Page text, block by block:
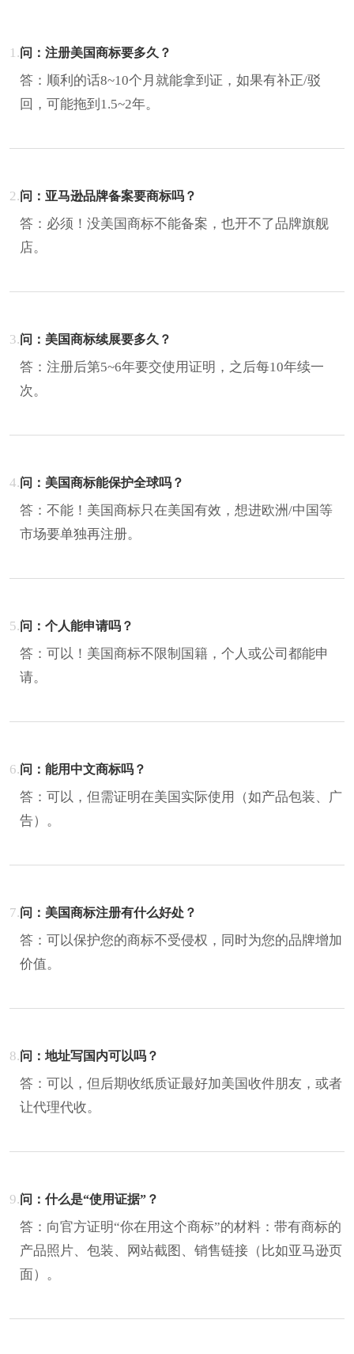
1.问：注册美国商标要多久？
答：顺利的话8~10个月就能拿到证，如果有补正/驳
回，可能拖到1.5~2年。
2.问：亚马逊品牌备案要商标吗？‌
答：必须！没美国商标不能备案，也开不了品牌旗舰
店‌。
3.问：美国商标续展要多久？‌
答：注册后第5~6年要交使用证明，之后每10年续一
次‌。
4.问：美国商标能保护全球吗？‌
答：不能！美国商标只在美国有效，想进欧洲/中国等
市场要单独再注册‌。
5.问：个人能申请吗？‌
答：可以！美国商标不限制国籍，个人或公司都能申
请‌。
6.问：能用中文商标吗？‌
答：可以，但需证明在美国实际使用（如产品包装、广
告）‌。
7.问：美国商标注册有什么好处？
答：可以保护您的商标不受侵权，同时为您的品牌增加
价值。
8.问：地址写国内可以吗？
答：可以，但后期收纸质证最好加美国收件朋友，或者
让代理代收。
9.问：什么是“使用证据”？
答：向官方证明“你在用这个商标”的材料：带有商标的
产品照片、包装、网站截图、销售链接（比如亚马逊页
面）。